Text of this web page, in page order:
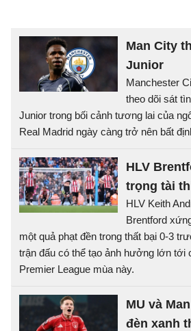
Man City
Junior
Manchester
theo dõi sát
Junior trong bối cảnh tương lai của
Real Madrid ngày càng trở nên bất
HLV
trọng tài
HLV Keith
Brentford
một quả phạt đền trong thất bại 0-3
trận đấu có thể tạo ảnh hưởng lớn tới
Premier League mùa này.
MU và
đèn xanh